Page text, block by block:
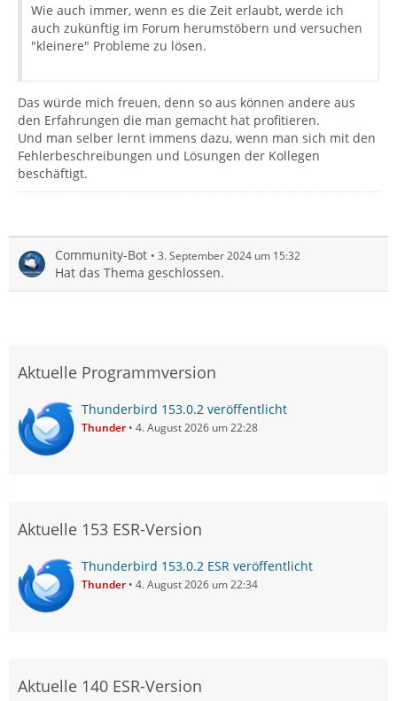
Wie auch immer, wenn es die Zeit erlaubt, werde ich
auch zukünftig im Forum herumstöbern und versuchen
"kleinere" Probleme zu lösen.
Das würde mich freuen, denn so aus können andere aus
den Erfahrungen die man gemacht hat profitieren.
Und man selber lernt immens dazu, wenn man sich mit den
Fehlerbeschreibungen und Lösungen der Kollegen
beschäftigt.
Community-Bot 3. September 2024 um 15:32
Hat das Thema geschlossen.
Aktuelle Programmversion
Thunderbird 153.0.2 veröffentlicht
Thunder 4. August 2026 um 22:28
Aktuelle 153 ESR-Version
Thunderbird 153.0.2 ESR veröffentlicht
Thunder 4. August 2026 um 22:34
Aktuelle 140 ESR-Version